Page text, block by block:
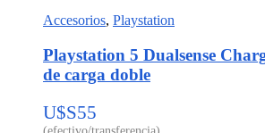
Accesorios, Playstation
Playstation 5 Dualsense
de carga doble
U$S55